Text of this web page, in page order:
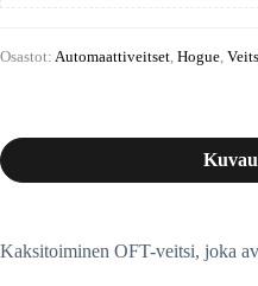
Osastot: Automaattiveitset Hogue
Kaksitoiminen OFT-veitsi, joka